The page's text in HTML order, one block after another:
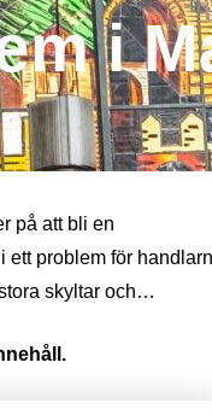
i
på att bli en
ett problem för
skyltar och…